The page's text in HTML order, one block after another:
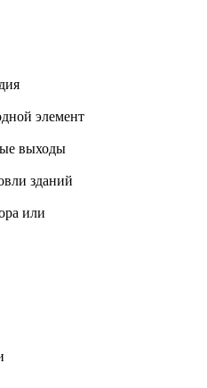
элемент
выходы
зданий
или